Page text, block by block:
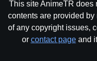
This site AnimeTR does
contents are provided
of any copyright issues,
or contact pageand